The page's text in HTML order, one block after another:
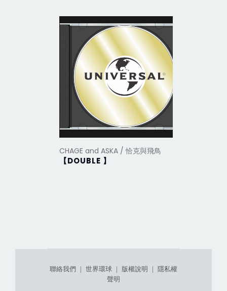
CHAGE and ASKA / 恰克與飛鳥
【DOUBLE 】
聯絡我們 ｜ 世界環球 ｜ 版權說明 ｜ 隱私權
聲明